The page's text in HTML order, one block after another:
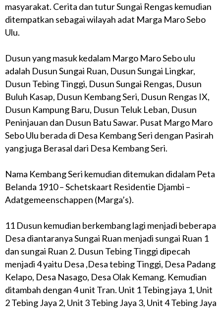
masyarakat. Cerita dan tutur Sungai Rengas kemudian
ditempatkan sebagai wilayah adat Marga Maro Sebo
Ulu.
Dusun yang masuk kedalam Margo Maro Sebo ulu
adalah Dusun Sungai Ruan, Dusun Sungai Lingkar,
Dusun Tebing Tinggi, Dusun Sungai Rengas, Dusun
Buluh Kasap, Dusun Kembang Seri, Dusun Rengas IX,
Dusun Kampung Baru, Dusun Teluk Leban, Dusun
Peninjauan dan Dusun Batu Sawar. Pusat Margo Maro
Sebo Ulu berada di Desa Kembang Seri dengan Pasirah
yang juga Berasal dari Desa Kembang Seri.
Nama Kembang Seri kemudian ditemukan didalam Peta
Belanda 1910 – Schetskaart Residentie Djambi –
Adatgemeenschappen (Marga’s).
11 Dusun kemudian berkembang lagi menjadi beberapa
Desa diantaranya Sungai Ruan menjadi sungai Ruan 1
dan sungai Ruan 2. Dusun Tebing Tinggi dipecah
menjadi 4 yaitu Desa ,Desa tebing Tinggi, Desa Padang
Kelapo, Desa Nasago, Desa Olak Kemang. Kemudian
ditambah dengan 4 unit Tran. Unit 1 Tebing jaya 1, Unit
2 Tebing Jaya 2, Unit 3 Tebing Jaya 3, Unit 4 Tebing Jaya